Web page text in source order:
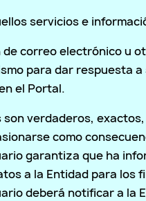
servicios e
correo electrónico u
para dar
el Portal.
verdaderos,
como
garantiza que ha
a la Entidad para los
deberá notificar a